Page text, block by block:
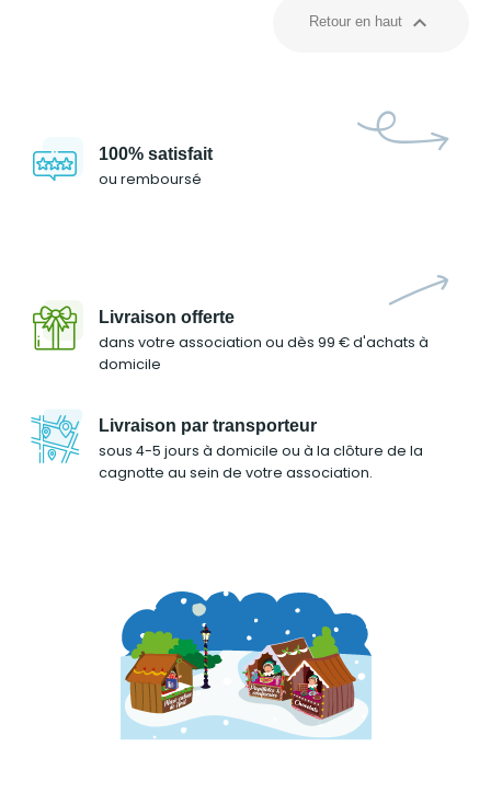
Retour en haut 
100% satisfait
ou remboursé
Livraison offerte
dans votre association ou dès 99 € d'achats à
domicile
Livraison par transporteur
sous 4-5 jours à domicile ou à la clôture de la
cagnotte au sein de votre association.